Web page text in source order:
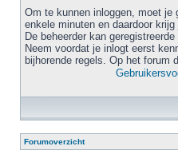
Om te kunnen inloggen, moet je
enkele minuten en daardoor
De beheerder kan
Neem voordat je inlogt eerst
bijhorende regels. Op het forum
Forumoverzicht